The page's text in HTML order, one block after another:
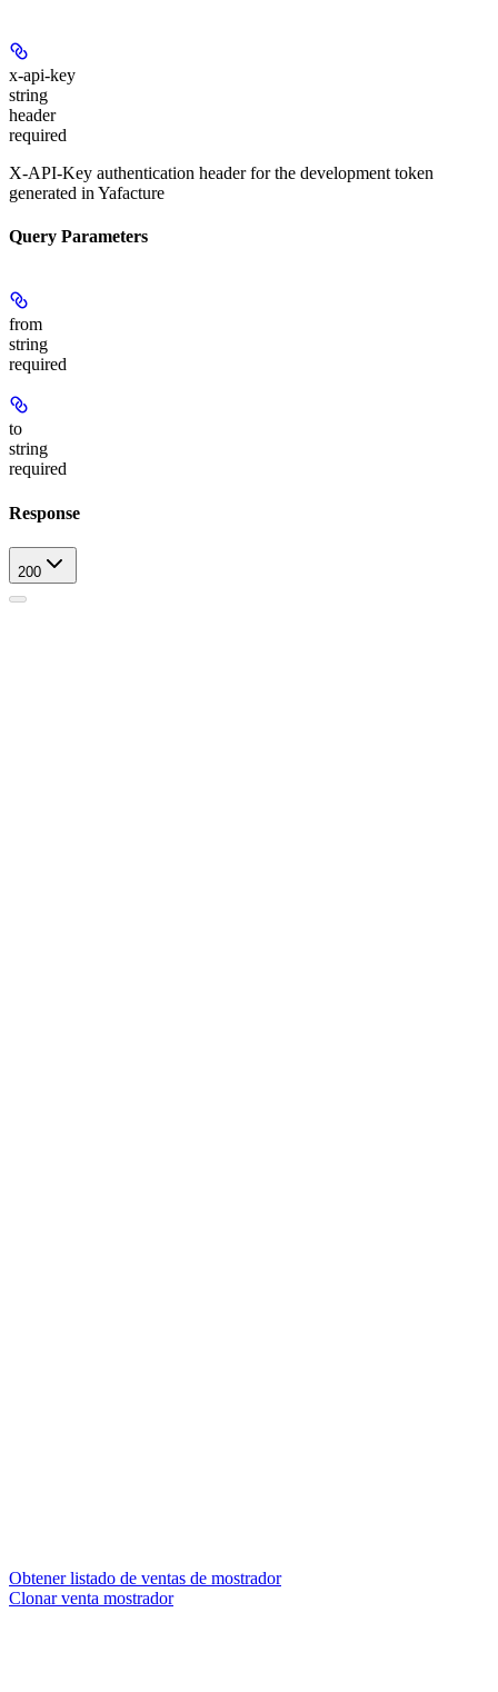
x-api-key
string
header
required
X-API-Key authentication header for the development token
generated in Yafacture
Query Parameters
from
string
required
to
string
required
Response
200
Obtener listado de ventas de mostrador
Clonar venta mostrador